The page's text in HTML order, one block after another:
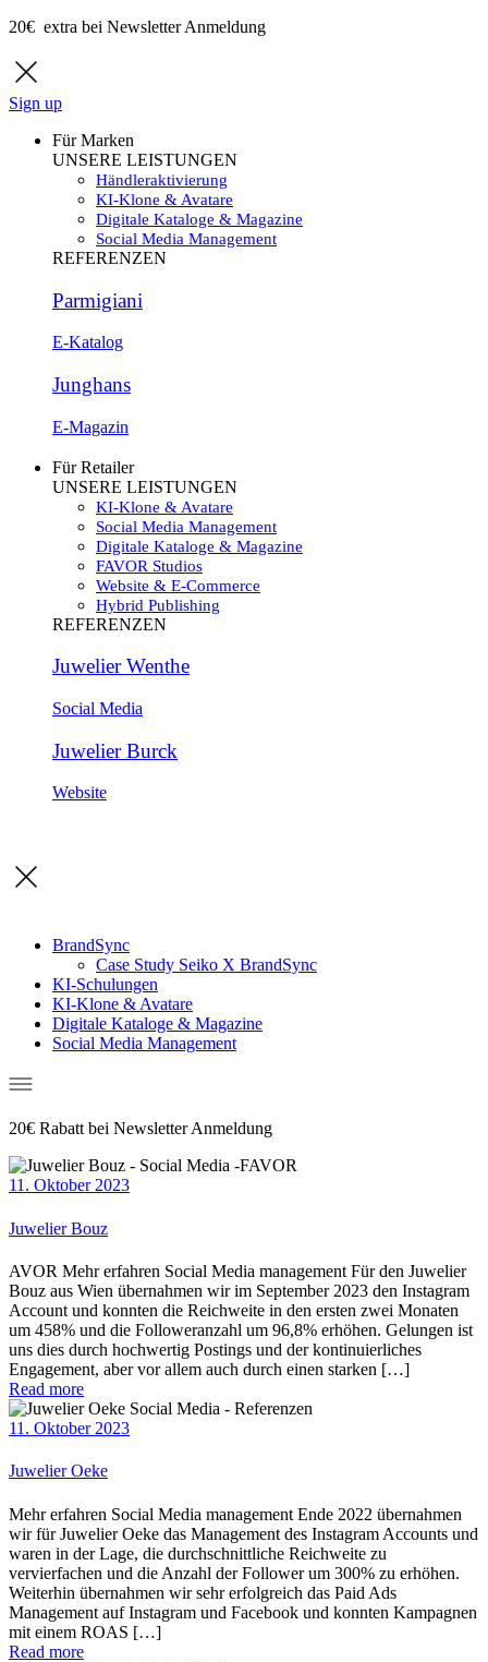
20€ extra bei Newsletter Anmeldung
Sign up
Für Marken
UNSERE LEISTUNGEN
Händleraktivierung
KI-Klone & Avatare
Digitale Kataloge & Magazine
Social Media Management
REFERENZEN
Parmigiani
E-Katalog
Junghans
E-Magazin
Für Retailer
UNSERE LEISTUNGEN
KI-Klone & Avatare
Social Media Management
Digitale Kataloge & Magazine
FAVOR Studios
Website & E-Commerce
Hybrid Publishing
REFERENZEN
Juwelier Wenthe
Social Media
Juwelier Burck
Website
BrandSync
Case Study Seiko X BrandSync
KI-Schulungen
KI-Klone & Avatare
Digitale Kataloge & Magazine
Social Media Management
20€ Rabatt bei Newsletter Anmeldung
11. Oktober 2023
Juwelier Bouz
AVOR Mehr erfahren Social Media management Für den Juwelier
Bouz aus Wien übernahmen wir im September 2023 den Instagram
Account und konnten die Reichweite in den ersten zwei Monaten
um 458% und die Followeranzahl um 96,8% erhöhen. Gelungen ist
uns dies durch hochwertig Postings und der kontinuierliches
Engagement, aber vor allem auch durch einen starken […]
Read more
11. Oktober 2023
Juwelier Oeke
Mehr erfahren Social Media management Ende 2022 übernahmen
wir für Juwelier Oeke das Management des Instagram Accounts und
waren in der Lage, die durchschnittliche Reichweite zu
vervierfachen und die Anzahl der Follower um 300% zu erhöhen.
Weiterhin übernahmen wir sehr erfolgreich das Paid Ads
Management auf Instagram und Facebook und konnten Kampagnen
mit einem ROAS […]
Read more